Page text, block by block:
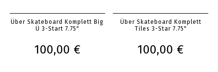
Über Skateboard Komplett Big
Ü 3-Start 7.75"
100,00 €
Über Skateboard Komplett
Tiles 3-Star 7.75"
100,00 €